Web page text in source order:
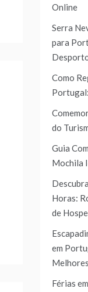
Online
Serra
para
Como
do
Guia
Mochila
Horas:
de
em
Férias